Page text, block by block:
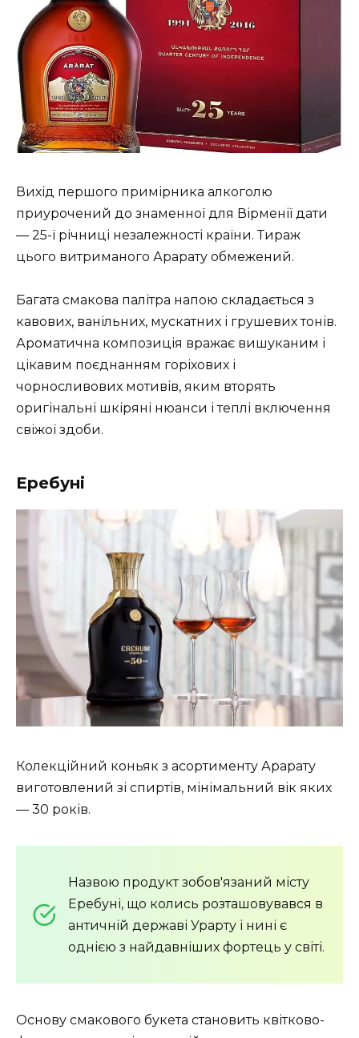
Вихід першого примірника алкоголю
приурочений до знаменної для Вірменії дати
— 25-ї річниці незалежності країни. Тираж
цього витриманого Арарату обмежений.
Багата смакова палітра напою складається з
кавових, ванільних, мускатних і грушевих тонів.
Ароматична композиція вражає вишуканим і
цікавим поєднанням горіхових і
чорносливових мотивів, яким вторять
оригінальні шкіряні нюанси і теплі включення
свіжої здоби.
Еребуні
Колекційний коньяк з асортименту Арарату
виготовлений зі спиртів, мінімальний вік яких
— 30 років.
Назвою продукт зобов'язаний місту
Еребуні, що колись розташовувався в
античній державі Урарту і нині є
однією з найдавніших фортець у світі.
Основу смакового букета становить квітково-